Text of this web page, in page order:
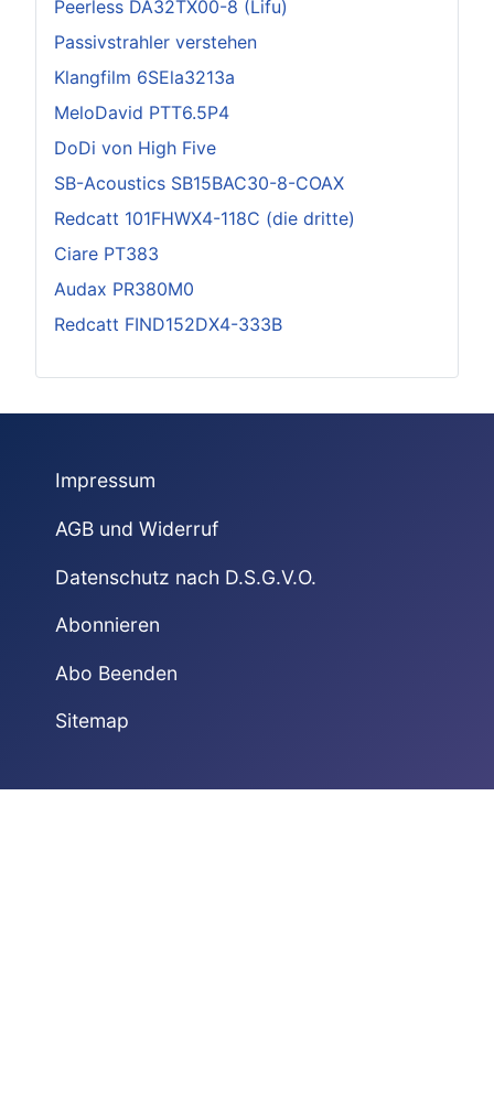
Peerless DA32TX00-8 (Lifu)
Passivstrahler verstehen
Klangfilm 6SEla3213a
MeloDavid PTT6.5P4
DoDi von High Five
SB-Acoustics SB15BAC30-8-COAX
Redcatt 101FHWX4-118C (die dritte)
Ciare PT383
Audax PR380M0
Redcatt FIND152DX4-333B
Impressum
AGB und Widerruf
Datenschutz nach D.S.G.V.O.
Abonnieren
Abo Beenden
Sitemap